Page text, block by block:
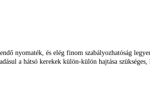
nyomaték, és elég finom szabályozhatóság
a hátsó kerekek külön-külön hajtása szükséges,